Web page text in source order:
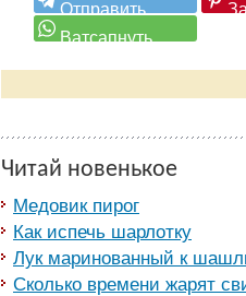
Читай новенькое
Медовик пирог
Как испечь шарлотку
Лук маринованный к
Сколько времени жарят